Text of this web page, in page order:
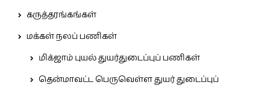
கருத்தரங்கங்கள்
மக்கள் நலப் பணிகள்
மிக்ஜாம் புயல் துயர்துடைப்புப் பணிகள்
தென்மாவட்ட பெருவெள்ள துயர் துடைப்புப்